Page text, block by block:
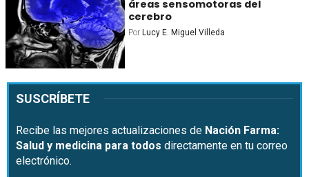
áreas sensomotoras del
cerebro
Por Lucy E. Miguel Villeda
SUSCRÍBETE
Recibe las mejores actualizaciones de Nación Farma:
Salud y medicina para todos directamente en tu correo
electrónico.